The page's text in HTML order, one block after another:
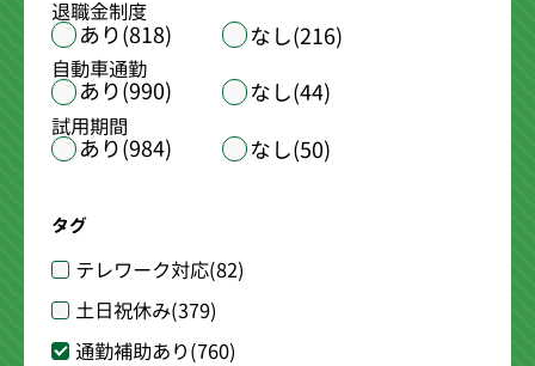
退職金制度
あり(818) なし(216)
自動車通勤
あり(990) なし(44)
試用期間
あり(984) なし(50)
タグ
テレワーク対応(82)
土日祝休み(379)
通勤補助あり(760)